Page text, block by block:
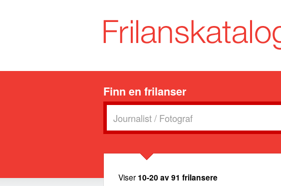
Finn en frilanser
Viser 10-20 av 91 frilansere